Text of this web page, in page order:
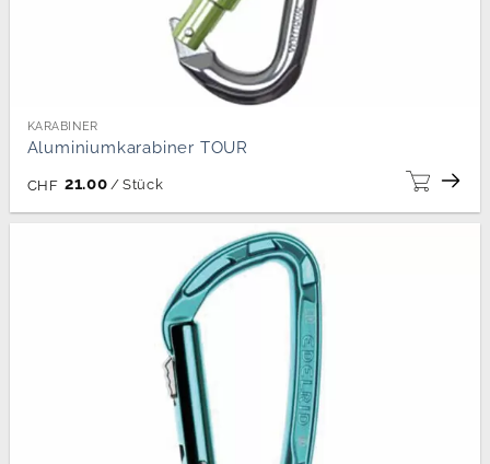
KARABINER
Aluminiumkarabiner TOUR
CHF 21.00 / Stück